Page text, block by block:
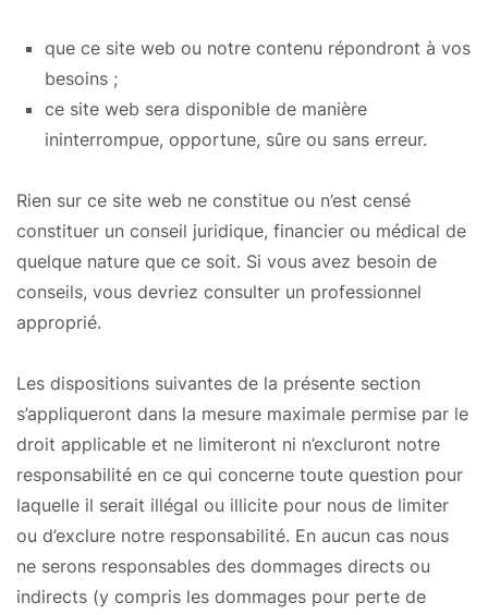
que ce site web ou notre contenu répondront à vos
besoins ;
ce site web sera disponible de manière
ininterrompue, opportune, sûre ou sans erreur.
Rien sur ce site web ne constitue ou n’est censé
constituer un conseil juridique, financier ou médical de
quelque nature que ce soit. Si vous avez besoin de
conseils, vous devriez consulter un professionnel
approprié.
Les dispositions suivantes de la présente section
s’appliqueront dans la mesure maximale permise par le
droit applicable et ne limiteront ni n’excluront notre
responsabilité en ce qui concerne toute question pour
laquelle il serait illégal ou illicite pour nous de limiter
ou d’exclure notre responsabilité. En aucun cas nous
ne serons responsables des dommages directs ou
indirects (y compris les dommages pour perte de